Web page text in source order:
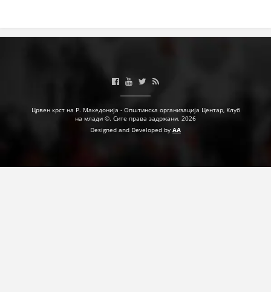
ПРИРАЧНИЦИ
Црвен крст на Р. Македонија - Општинска организација Центар, Клуб
на млади ©. Сите права задржани. 2026
Designed and Developed by AA